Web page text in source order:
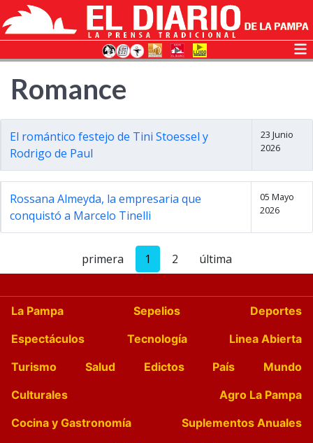
Romance
El romántico festejo de Tini Stoessel y
Rodrigo de Paul
23 Junio
2026
Rossana Almeyda, la empresaria que
conquistó a Marcelo Tinelli
05 Mayo
2026
primera 1 2 última
La Pampa Sepelios
Deportes
Espectáculos
Tecnología
Linea Abierta
Turismo
Salud Edictos País
Mundo
Culturales
Agro La Pampa
Cocina y Gastronomía
Suplementos Anuales